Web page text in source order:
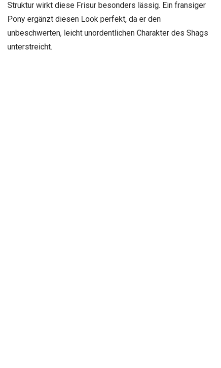
Struktur wirkt diese Frisur besonders lässig. Ein fransiger
Pony ergänzt diesen Look perfekt, da er den
unbeschwerten, leicht unordentlichen Charakter des Shags
unterstreicht.